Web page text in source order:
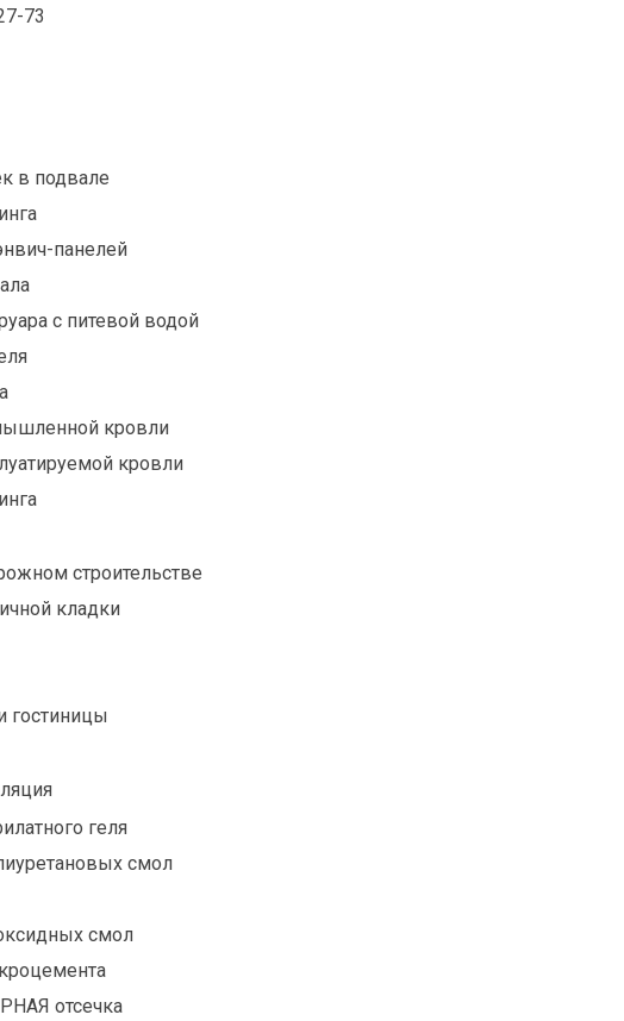
73
в подвале
панелей
с питевой водой
кровли
кровли
строительстве
кладки
гостиницы
геля
смол
смол
отсечка